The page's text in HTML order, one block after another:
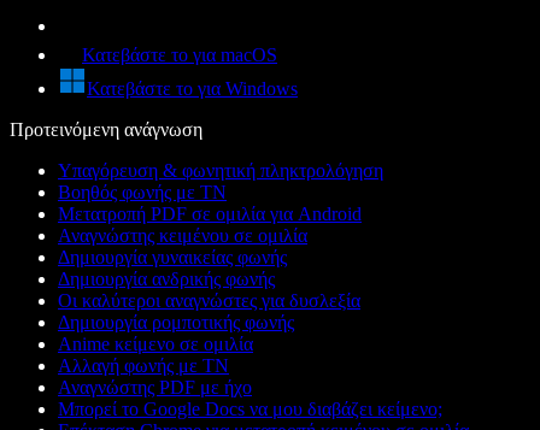
Κατεβάστε το για macOS
Κατεβάστε το για Windows
Προτεινόμενη ανάγνωση
Υπαγόρευση & φωνητική πληκτρολόγηση
Βοηθός φωνής με ΤΝ
Μετατροπή PDF σε ομιλία για Android
Αναγνώστης κειμένου σε ομιλία
Δημιουργία γυναικείας φωνής
Δημιουργία ανδρικής φωνής
Οι καλύτεροι αναγνώστες για δυσλεξία
Δημιουργία ρομποτικής φωνής
Anime κείμενο σε ομιλία
Αλλαγή φωνής με ΤΝ
Αναγνώστης PDF με ήχο
Μπορεί το Google Docs να μου διαβάζει κείμενο;